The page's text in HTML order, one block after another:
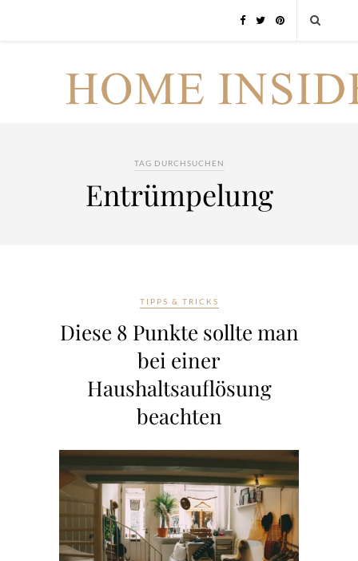
TAG DURCHSUCHEN
Entrümpelung
TIPPS & TRICKS
Diese 8 Punkte sollte man
bei einer
Haushaltsauflösung
beachten